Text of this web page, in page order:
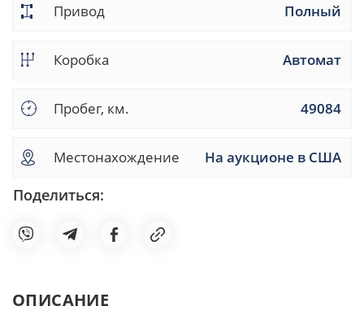
Привод Полный
Коробка Автомат
Пробег, км. 49084
Местонахождение На аукционе в США
Поделиться:
ОПИСАНИЕ